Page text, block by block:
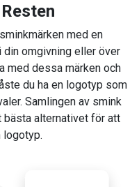
med en
i din omgivning eller över
med dessa märken och
du ha en logotyp som
Samlingen av smink
bästa alternativet för att
logotyp.